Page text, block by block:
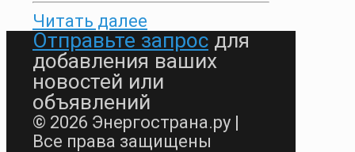
Читать далее
Отправьте запрос для
добавления ваших
новостей или
объявлений
© 2026 Энергострана.ру |
Все права защищены